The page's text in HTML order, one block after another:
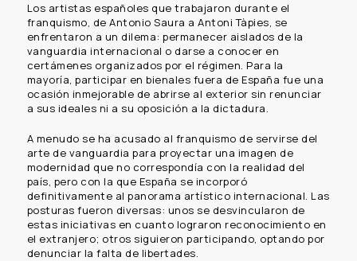
Los artistas españoles que trabajaron durante el
franquismo, de Antonio Saura a Antoni Tàpies, se
enfrentaron a un dilema: permanecer aislados de la
vanguardia internacional o darse a conocer en
certámenes organizados por el régimen. Para la
mayoría, participar en bienales fuera de España fue una
ocasión inmejorable de abrirse al exterior sin renunciar
a sus ideales ni a su oposición a la dictadura.
A menudo se ha acusado al franquismo de servirse del
arte de vanguardia para proyectar una imagen de
modernidad que no correspondía con la realidad del
país, pero con la que España se incorporó
definitivamente al panorama artístico internacional. Las
posturas fueron diversas: unos se desvincularon de
estas iniciativas en cuanto lograron reconocimiento en
el extranjero; otros siguieron participando, optando por
denunciar la falta de libertades.